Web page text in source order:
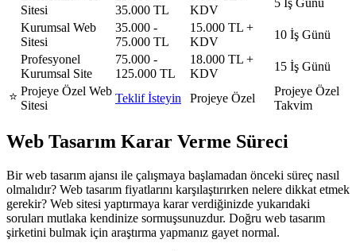
Sitesi
35.000 TL
KDV
5 İş Günü
Kurumsal Web
Sitesi
35.000 -
75.000 TL
15.000 TL +
KDV
10 İş Günü
Profesyonel
Kurumsal Site
75.000 -
125.000 TL
18.000 TL +
KDV
15 İş Günü
⭐ Projeye Özel Web
Sitesi
Teklif İsteyin Projeye Özel
Projeye Özel
Takvim
Web Tasarım Karar Verme Süreci
Bir web tasarım ajansı ile çalışmaya başlamadan önceki süreç nasıl
olmalıdır? Web tasarım fiyatlarını karşılaştırırken nelere dikkat etmek
gerekir? Web sitesi yaptırmaya karar verdiğinizde yukarıdaki
soruları mutlaka kendinize sormuşsunuzdur. Doğru web tasarım
şirketini bulmak için araştırma yapmanız gayet normal.